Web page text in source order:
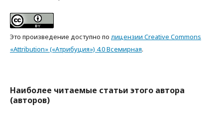
Это произведение доступно по лицензии Creative Commons
«Attribution» («Атрибуция») 4.0 Всемирная.
Наиболее читаемые статьи этого автора
(авторов)